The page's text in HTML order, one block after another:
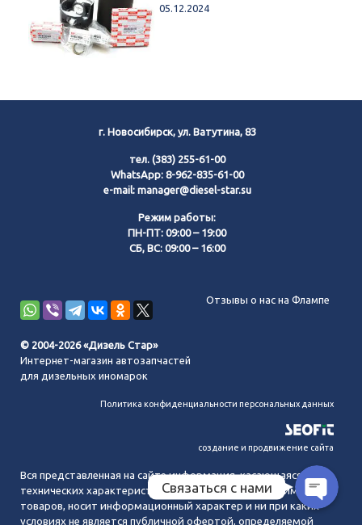
05.12.2024
г. Новосибирск, ул. Ватутина, 83
тел. (383) 255-61-00
WhatsApp: 8-962-835-61-00
e-mail: manager@diesel-star.su
Режим работы:
ПН-ПТ: 09:00 – 19:00
СБ, ВС: 09:00 – 16:00
Отзывы о нас на Флампе
© 2004-2026 «Дизель Стар»
Интернет-магазин автозапчастей
для дизельных иномарок
Политика конфиденциальности персональных данных
создание и продвижение сайта
Вся представленная на сайте информация, касающаяся
технических характеристик, наличия на складе, стоимости
товаров, носит информационный характер и ни при каких
условиях не является публичной офертой, определяемой
Связаться с нами